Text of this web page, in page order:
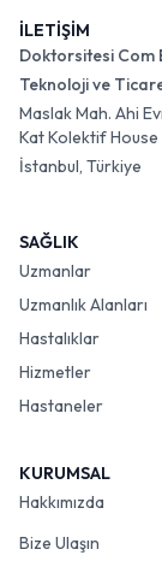
İLETİŞİM
Doktorsitesi Com
Teknoloji ve
Maslak Mah. Ahi
Kat Kolektif House
İstanbul, Türkiye
SAĞLIK
Uzmanlar
Uzmanlık Alanları
Hastalıklar
Hizmetler
Hastaneler
KURUMSAL
Hakkımızda
Bize Ulaşın